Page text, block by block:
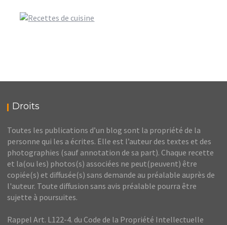
Droits
Toutes les publications d’un blog sont la propriété de la
personne qui les a écrites. Elle est l’auteur des textes et des
photographies (sauf annotation de sa part). Chaque recette
et la(ou les) photos(s) associées ne peut(peuvent) être
copiée(s) et diffusée(s) sans demande au préalable auprès de
l'auteur. Toute diffusion sans avis préalable pourra être
sujette à poursuites.
Rappel Art. L122-4. du Code de la Propriété Intellectuelle